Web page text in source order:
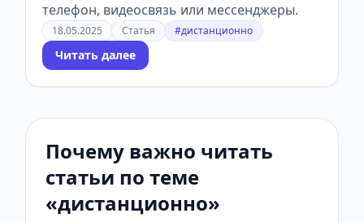
телефон, видеосвязь или мессенджеры.
18.05.2025 Статья #дистанционно
Читать далее
Почему важно читать
статьи по теме
«дистанционно»